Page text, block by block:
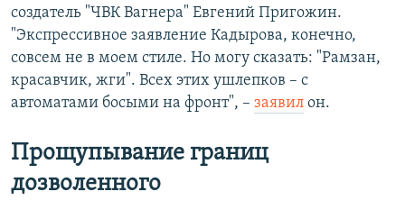
создатель "ЧВК Вагнера" Евгений Пригожин.
"Экспрессивное заявление Кадырова, конечно,
совсем не в моем стиле. Но могу сказать: "Рамзан,
красавчик, жги". Всех этих ушлепков – с
автоматами босыми на фронт", – заявил он.
Прощупывание границ
дозволенного